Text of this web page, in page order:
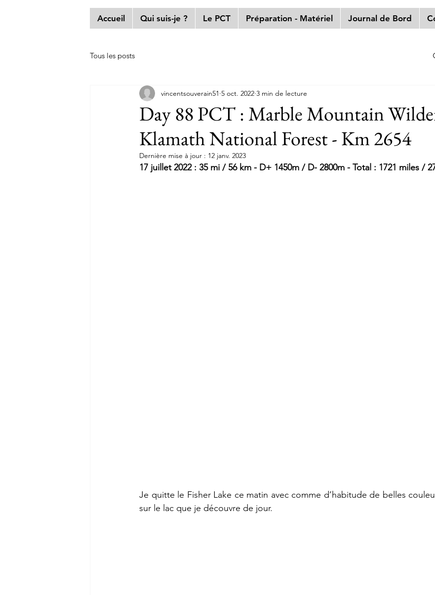
Accueil Qui suis-je ? Le PCT Préparation - Matériel Journal de Bord
Tous les posts
Day 88 PCT : Marble Mountain
Klamath National Forest - Km 2654
vincentsouverain51 5 oct. 2022 3 min de lecture
Dernière mise à jour : 12 janv. 2023
17 juillet 2022 : 35 mi / 56 km - D+ 1450m / D- 2800m - Total : 1721 miles /
Je quitte le Fisher Lake ce matin avec comme d’habitude de belles
sur le lac que je découvre de jour.